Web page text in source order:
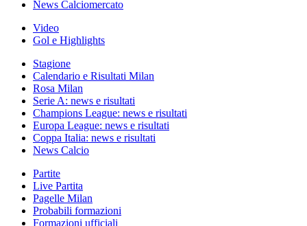
News Calciomercato
Video
Gol e Highlights
Stagione
Calendario e Risultati Milan
Rosa Milan
Serie A: news e risultati
Champions League: news e risultati
Europa League: news e risultati
Coppa Italia: news e risultati
News Calcio
Partite
Live Partita
Pagelle Milan
Probabili formazioni
Formazioni ufficiali